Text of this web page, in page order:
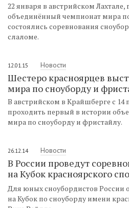
22 января в австрийском
объединённый чемпионат мира
состоялись соревнования
слаломе.
12.01.15 Новости
Шестеро красноярцев
мира по сноуборду и
В австрийском в Крайшберге с 14
проходить первый в истории
мира по сноуборду и фристайлу.
26.12.14 Новости
В России проведут
на Кубок красноярского
Для юных сноубордистов России
на Кубок по сноуборду имени